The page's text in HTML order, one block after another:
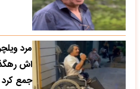
مرد
اش
جمع کرد